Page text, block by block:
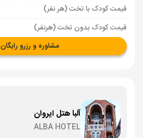
قیمت کودک با تخت (هر نفر)
قیمت کودک بدون تخت (هرنفر)
مشاوره و رزرو رایگان
آلبا هتل ایروان
ALBA HOTEL